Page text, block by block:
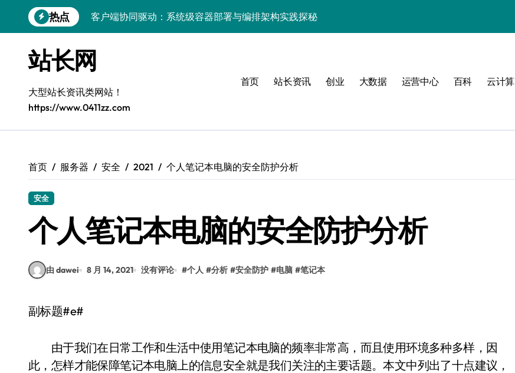
到
热点
客户端协同驱动：系统级容器部署与编排架构实践探秘
容器技术领航，编排策略赋能：打造服务器高效运维新生态
容器部署与编排优化：赋能高效运维
容器部署与编排：重塑服务器管理新范式
破局之道：大模型平台安全运营实战
VR创业新路径：模式创新与平台化双轮驱动
科技赋能：系统容器优化与高效编排驱动服务器性能跃升
站长网
大型站长资讯类网站！
https://www.0411zz.com
首页 站长资讯 创业 大数据 运营中心 百科 云计算
首页 服务器 安全 2021 个人笔记本电脑的安全防护分析
安全
个人笔记本电脑的安全防护分析
由 dawei 8 月 14, 2021 没有评论 #个人 #分析 #安全防护 #电脑 #笔记本
副标题#e#
由于我们在日常工作和生活中使用笔记本电脑的频率非常高，而且使用环境多种多样，因
此，怎样才能保障笔记本电脑上的信息安全就是我们关注的主要话题。本文中列出了十点建议，